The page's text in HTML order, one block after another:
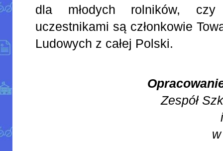
dla młodych rolników, czy
uczestnikami są członkowie
Ludowych z całej Polski.
Zespół